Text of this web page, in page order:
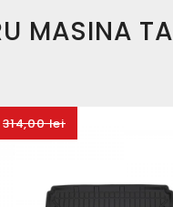
MASINA TA
314,00 lei